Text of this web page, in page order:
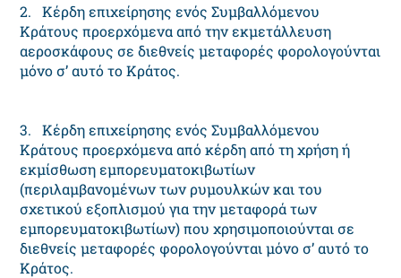
2. Κέρδη επιχείρησης ενός Συμβαλλόμενου
Κράτους προερχόμενα από την εκμετάλλευση
αεροσκάφους σε διεθνείς μεταφορές φορολογούνται
μόνο σ’ αυτό το Κράτος.
3. Κέρδη επιχείρησης ενός Συμβαλλόμενου
Κράτους προερχόμενα από κέρδη από τη χρήση ή
εκμίσθωση εμπορευματοκιβωτίων
(περιλαμβανομένων των ρυμουλκών και του
σχετικού εξοπλισμού για την μεταφορά των
εμπορευματοκιβωτίων) που χρησιμοποιούνται σε
διεθνείς μεταφορές φορολογούνται μόνο σ’ αυτό το
Κράτος.